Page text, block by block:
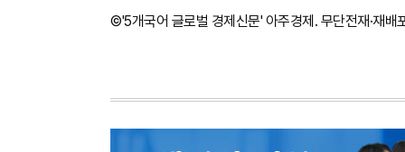
©'5개국어 글로벌 경제신문' 아주경제. 무단전재·재배